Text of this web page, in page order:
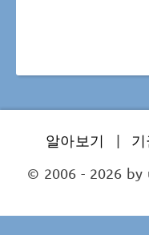
알아보기 | 기
© 2006 - 2026 by